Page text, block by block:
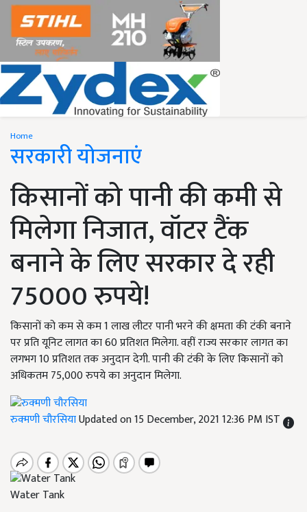
Home
सरकारी योजनाएं
किसानों को पानी की कमी से
मिलेगा निजात, वॉटर टैंक
बनाने के लिए सरकार दे रही
75000 रुपये!
किसानों को कम से कम 1 लाख लीटर पानी भरने की क्षमता की टंकी बनाने
पर प्रति यूनिट लागत का 60 प्रतिशत मिलेगा. वहीं राज्य सरकार लागत का
लगभग 10 प्रतिशत तक अनुदान देगी. पानी की टंकी के लिए किसानों को
अधिकतम 75,000 रुपये का अनुदान मिलेगा.
रुक्मणी चौरसियाUpdated on 15 December, 2021 12:36 PM IST
Water Tank